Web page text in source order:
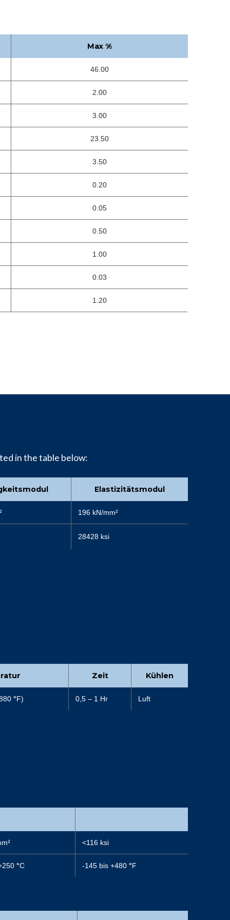
Max %
46.00
2.00
3.00
23.50
3.50
0.20
0.05
0.50
1.00
0.03
1.20
in the table below:
Elastizitätsmodul
196 kN/mm²
28428 ksi
Zeit Kühlen
°F) 0,5 – 1 Hr Luft
<116 ksi
°C -145 bis +480 °F